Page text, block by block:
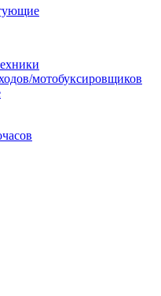
мотобуксировщиков